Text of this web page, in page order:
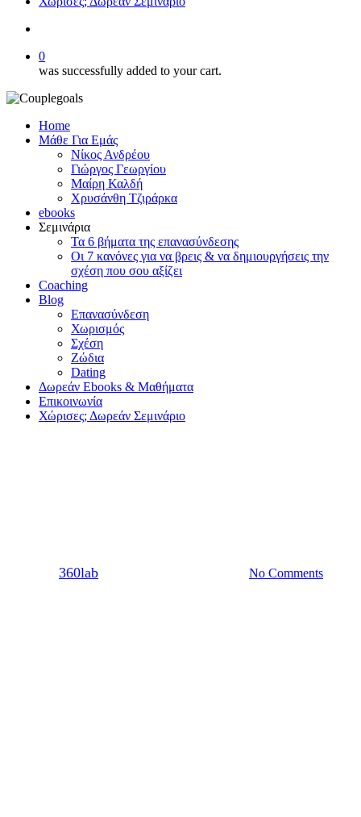
0
was successfully added to your cart.
Home
Μάθε Για Εμάς
Νίκος Ανδρέου
Γιώργος Γεωργίου
Μαίρη Καλδή
Χρυσάνθη Τζιράρκα
ebooks
Σεμινάρια
Τα 6 βήματα της επανασύνδεσης
Οι 7 κανόνες για να βρεις & να δημιουργήσεις την
σχέση που σου αξίζει
Coaching
Blog
Επανασύνδεση
Χωρισμός
Σχέση
Ζώδια
Dating
Δωρεάν Ebooks & Μαθήματα
Επικοινωνία
Χώρισες; Δωρεάν Σεμινάριο
360lab No Comments